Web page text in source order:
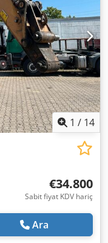
1 / 14
€34.800
Sabit fiyat KDV hariç
Ara